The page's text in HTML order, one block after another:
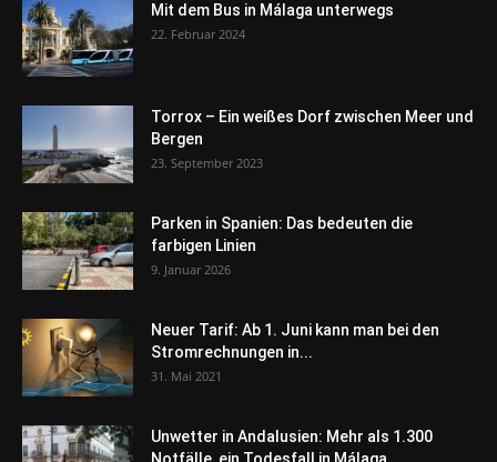
Mit dem Bus in Málaga unterwegs
22. Februar 2024
Torrox – Ein weißes Dorf zwischen Meer und
Bergen
23. September 2023
Parken in Spanien: Das bedeuten die
farbigen Linien
9. Januar 2026
Neuer Tarif: Ab 1. Juni kann man bei den
Stromrechnungen in...
31. Mai 2021
Unwetter in Andalusien: Mehr als 1.300